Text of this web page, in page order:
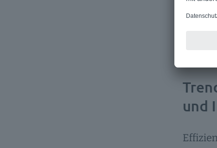
und